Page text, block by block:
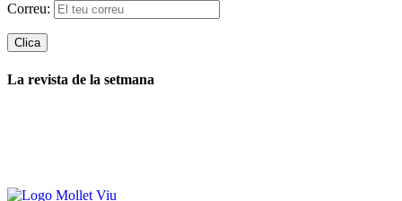
Correu:
La revista de la setmana